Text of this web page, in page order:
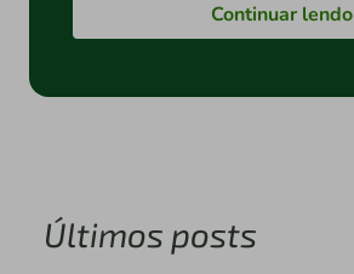
Continuar lendo
Últimos posts